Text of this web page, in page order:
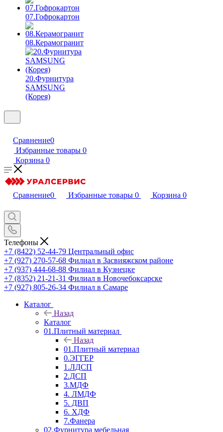
07.Гофрокартон
08.Керамогранит
20.Фурнитура
SAMSUNG
(Корея)
Сравнение0
Избранные товары 0
Корзина 0
Сравнение0 Избранные товары 0 Корзина 0
Телефоны
+7 (8422) 52-44-79 Центральный офис
+7 (927) 270-57-68 Филиал в Засвияжском районе
+7 (937) 444-68-88 Филиал в Кузнецке
+7 (8352) 21-21-31 Филиал в Новочебоксарске
+7 (927) 805-26-34 Филиал в Самаре
Каталог
Назад
Каталог
01.Плитный материал
Назад
01.Плитный материал
0.ЭГГЕР
1.ЛДСП
2.ДСП
3.МДФ
4. ЛМДФ
5. ДВП
6. ХДФ
7.Фанера
02.Фурнитура мебельная